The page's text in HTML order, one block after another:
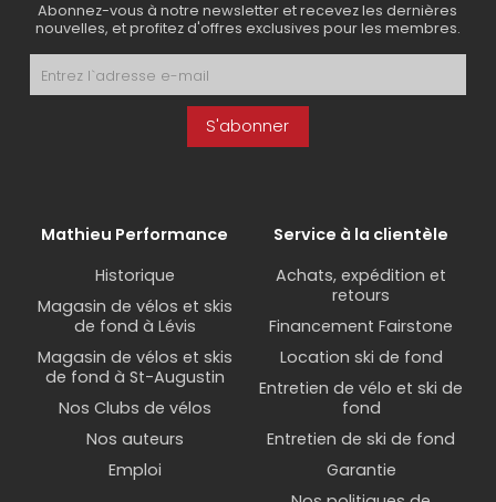
Abonnez-vous à notre newsletter et recevez les dernières
nouvelles, et profitez d'offres exclusives pour les membres.
S'abonner
Mathieu Performance
Historique
Magasin de vélos et skis
de fond à Lévis
Magasin de vélos et skis
de fond à St-Augustin
Nos Clubs de vélos
Nos auteurs
Emploi
Service à la clientèle
Achats, expédition et
retours
Financement Fairstone
Location ski de fond
Entretien de vélo et ski de
fond
Entretien de ski de fond
Garantie